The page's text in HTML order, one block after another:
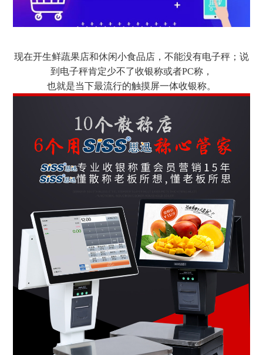
现在开生鲜蔬果店和休闲小食品店，不能没有电子秤；说
到电子秤肯定少不了收银称或者PC称，
也就是当下最流行的触摸屏一体收银称。